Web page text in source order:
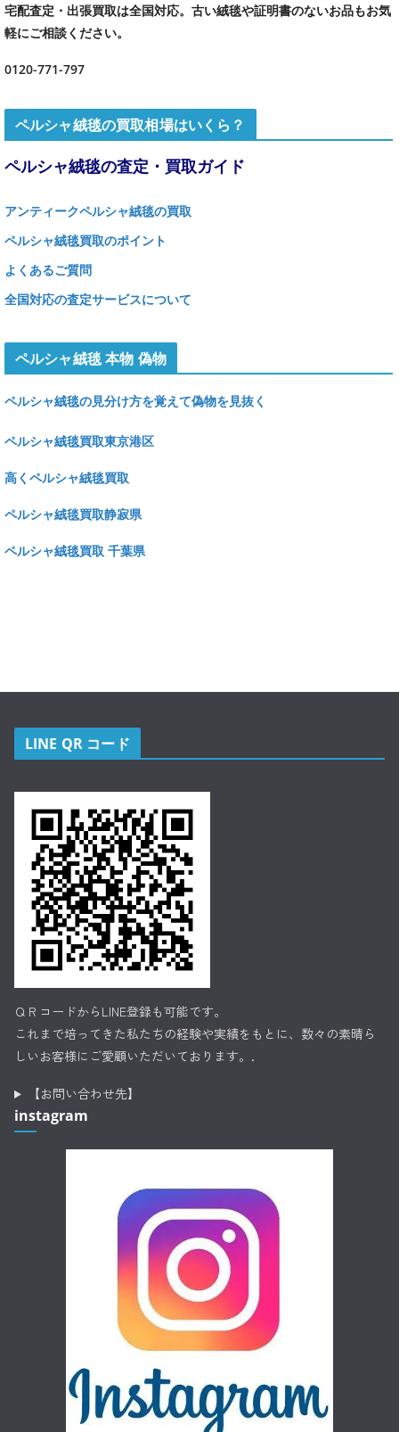
宅配査定・出張買取は全国対応。古い絨毯や証明書のないお品もお気
軽にご相談ください。
0120-771-797
ペルシャ絨毯の買取相場はいくら？
ペルシャ絨毯の査定・買取ガイド
アンティークペルシャ絨毯の買取
ペルシャ絨毯買取のポイント
よくあるご質問
全国対応の査定サービスについて
ペルシャ絨毯 本物 偽物
ペルシャ絨毯の見分け方を覚えて偽物を見抜く
ペルシャ絨毯買取東京港区
高くペルシャ絨毯買取
ペルシャ絨毯買取静寂県
ペルシャ絨毯買取 千葉県
LINE QR コード
ＱＲコードからLINE登録も可能です。
これまで培ってきた私たちの経験や実績をもとに、数々の素晴ら
しいお客様にご愛顧いただいております。.
【お問い合わせ先】
instagram